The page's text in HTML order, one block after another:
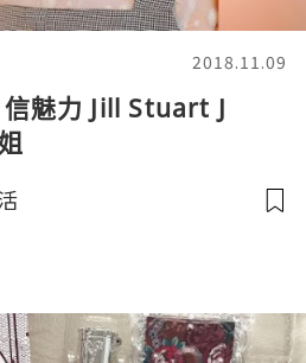
2018.11.09
信魅力 Jill Stuart J